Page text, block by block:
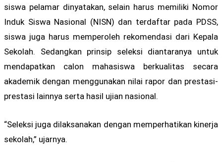
siswa pelamar dinyatakan, selain harus memiliki Nomor
Induk Siswa Nasional (NISN) dan terdaftar pada PDSS,
siswa juga harus memperoleh rekomendasi dari Kepala
Sekolah. Sedangkan prinsip seleksi diantaranya untuk
mendapatkan calon mahasiswa berkualitas secara
akademik dengan menggunakan nilai rapor dan prestasi-
prestasi lainnya serta hasil ujian nasional.
“Seleksi juga dilaksanakan dengan memperhatikan kinerja
sekolah,” ujarnya.